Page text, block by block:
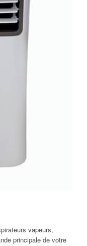
vapeurs,
principale de votre